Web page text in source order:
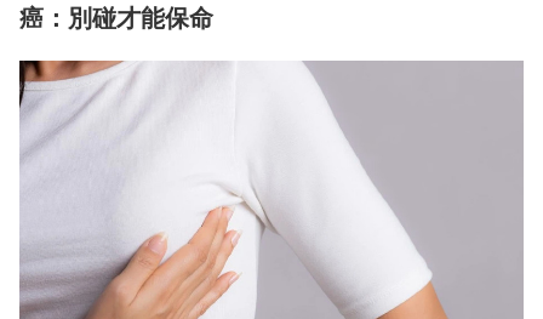
癌：別碰才能保命